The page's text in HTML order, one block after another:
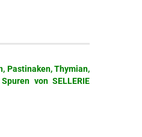
Pastinaken, Thymian,
von SELLERIE